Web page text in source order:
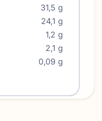
31,5 g
24,1 g
1,2 g
2,1 g
0,09 g